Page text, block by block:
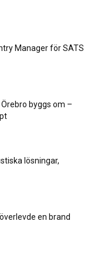
Manager för SATS
byggs om –
lösningar,
en brand